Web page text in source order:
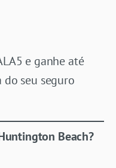
e ganhe até
seu seguro
Beach?